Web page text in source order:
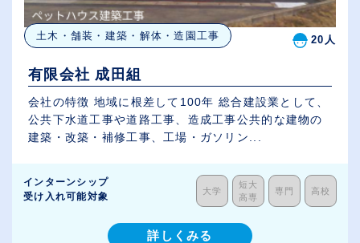
土木・舗装・建築・解体・造園工事 20人
有限会社 成田組
会社の特徴 地域に根差して100年 総合建設業として、
公共下水道工事や道路工事、造成工事公共的な建物の
建築・改築・補修工事、工場・ガソリン...
インターンシップ
受け入れ可能対象
大学
短大
高専
専門 高校
詳しくみる